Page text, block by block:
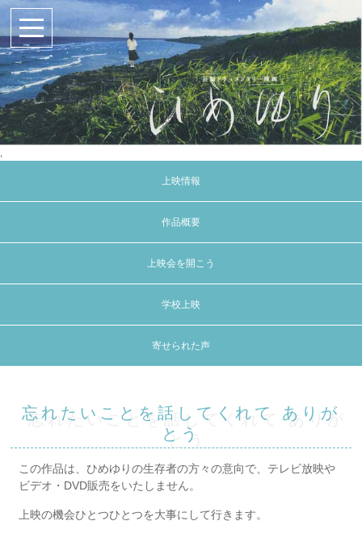
,
上映情報
作品概要
上映会を開こう
学校上映
寄せられた声
忘れたいことを話してくれて ありが
とう
この作品は、ひめゆりの生存者の方々の意向で、テレビ放映や
ビデオ・DVD販売をいたしません。
上映の機会ひとつひとつを大事にして行きます。